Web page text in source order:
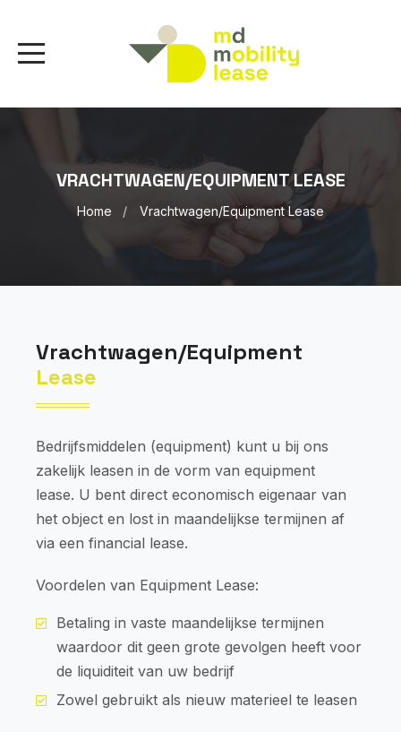
VRACHTWAGEN/EQUIPMENT LEASE
Home Vrachtwagen/Equipment Lease
Vrachtwagen/Equipment
Lease
Bedrijfsmiddelen (equipment) kunt u bij ons
zakelijk leasen in de vorm van equipment
lease. U bent direct economisch eigenaar van
het object en lost in maandelijkse termijnen af
via een financial lease.
Voordelen van Equipment Lease:
Betaling in vaste maandelijkse termijnen
waardoor dit geen grote gevolgen heeft voor
de liquiditeit van uw bedrijf
Zowel gebruikt als nieuw materieel te leasen